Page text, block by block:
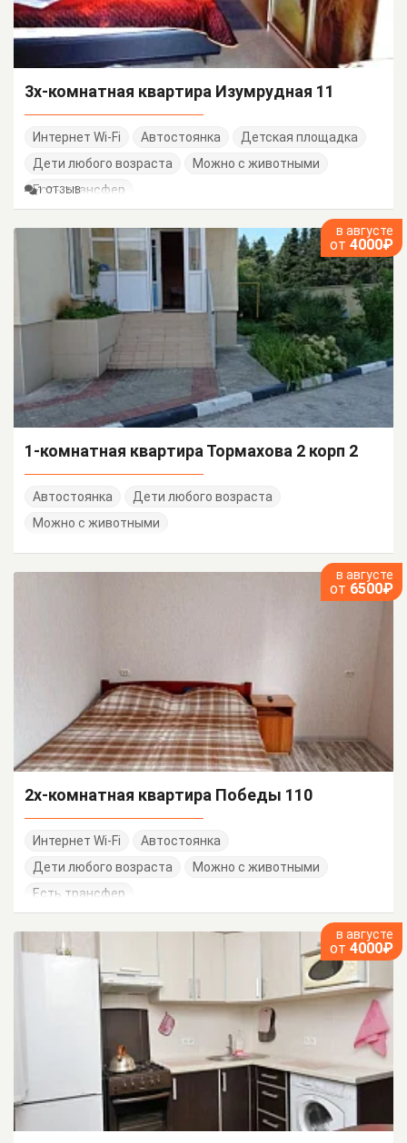
3х-комнатная квартира Изумрудная 11
Интернет Wi-Fi Автостоянка
Детская площадка
Дети любого возраста
Можно с животными
Есть трансфер
1 ОТЗЫВ
в августе
от 4000₽
1-комнатная квартира Тормахова 2 корп 2
Автостоянка
Дети любого возраста
Можно с животными
в августе
от 6500₽
2х-комнатная квартира Победы 110
Интернет Wi-Fi
Автостоянка
Дети любого возраста
Можно с животными
Есть трансфер
в августе
от 4000₽